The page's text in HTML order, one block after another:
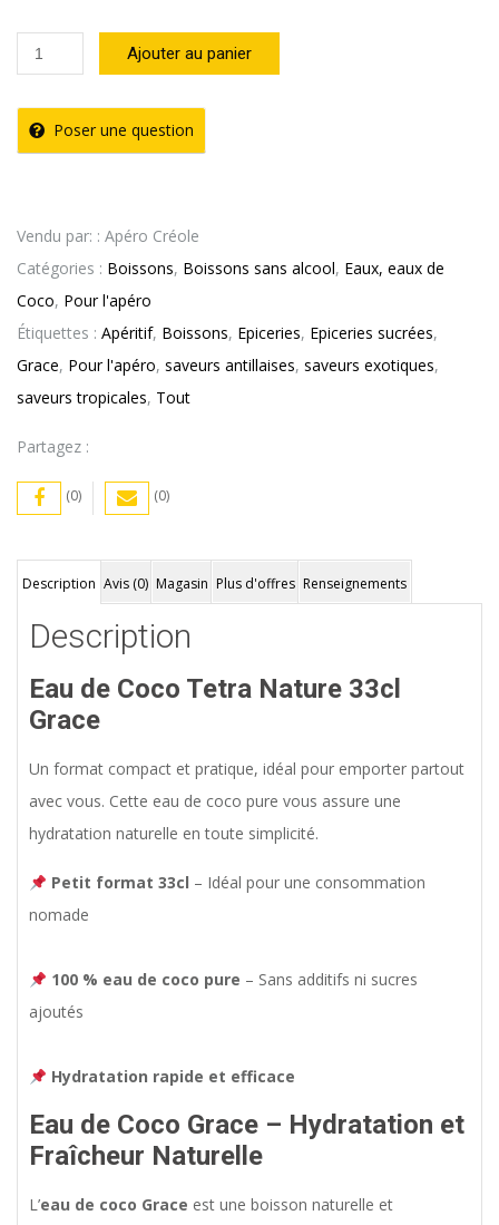
quantité
de
Eau
de
-
GRACE
(33cl)
Ajouter au panier
Poser une question
Vendu par: : Apéro Créole
Catégories : Boissons, Boissons sans alcool, Eaux, eaux de
Coco, Pour l'apéro
Étiquettes : Apéritif, Boissons, Epiceries, Epiceries sucrées,
Grace, Pour l'apéro, saveurs antillaises, saveurs exotiques,
saveurs tropicales, Tout
Partagez :
(0) (0)
Description Avis (0) Magasin Plus d'offres Renseignements
Description
Eau de Coco Tetra Nature 33cl
Grace
Un format compact et pratique, idéal pour emporter partout
avec vous. Cette eau de coco pure vous assure une
hydratation naturelle en toute simplicité.
Petit format 33cl – Idéal pour une consommation
nomade
100 % eau de coco pure – Sans additifs ni sucres
ajoutés
Hydratation rapide et efficace
Eau de Coco Grace – Hydratation et
Fraîcheur Naturelle
L’eau de coco Grace est une boisson naturelle et